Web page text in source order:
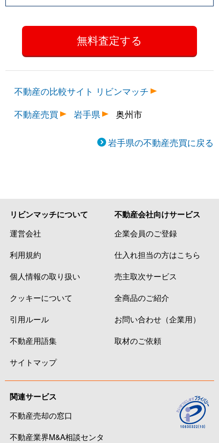
不動産の比較サイト リビンマッチ
不動産売買
岩手県 奥州市
岩手県の不動産売買に戻る
リビンマッチについて
運営会社
利用規約
個人情報の取り扱い
クッキーについて
引用ルール
不動産用語集
サイトマップ
不動産会社向けサービス
企業会員のご登録
仕入れ担当の方はこちら
売主取次サービス
全商品のご紹介
お問い合わせ（企業用）
取材のご依頼
関連サービス
不動産売却の窓口
不動産業界M&A相談センタ